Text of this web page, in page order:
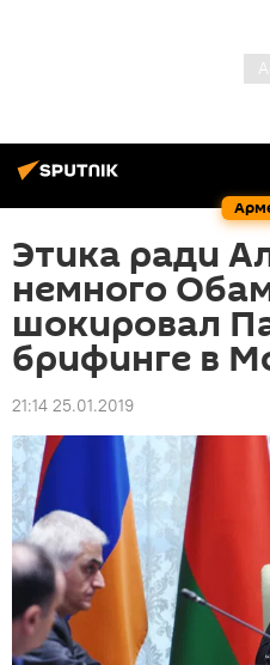
Этика ради
немного
шокировал
брифинге в
21:14 25.01.2019